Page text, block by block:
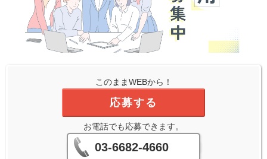
このままWEBから！
応募する
お電話でも応募できます。
03-6682-4660